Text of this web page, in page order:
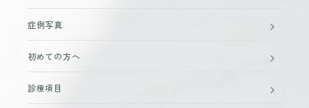
症例写真
初めての方へ
診療項目